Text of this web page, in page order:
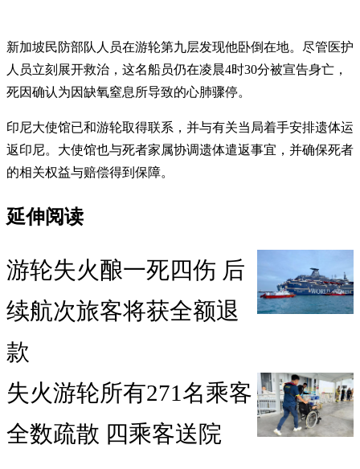
新加坡民防部队人员在游轮第九层发现他卧倒在地。尽管医护
人员立刻展开救治，这名船员仍在凌晨4时30分被宣告身亡，
死因确认为因缺氧窒息所导致的心肺骤停。
印尼大使馆已和游轮取得联系，并与有关当局着手安排遗体运
返印尼。大使馆也与死者家属协调遗体遣返事宜，并确保死者
的相关权益与赔偿得到保障。
延伸阅读
游轮失火酿一死四伤 后
续航次旅客将获全额退
款
失火游轮所有271名乘客
全数疏散 四乘客送院